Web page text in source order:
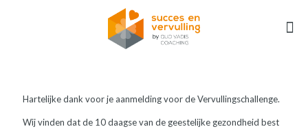
Hartelijke dank voor je aanmelding voor de Vervullingschallenge.
Wij vinden dat de 10 daagse van de geestelijke gezondheid best